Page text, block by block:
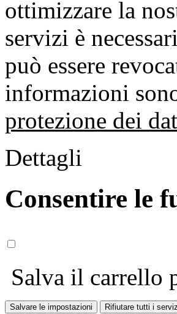
ottimizzare la
servizi è
può essere
informazioni
protezione dei
Dettagli
Consentire le
Salva il carrello
Salvare le impostazioni Rifiutare tutti i